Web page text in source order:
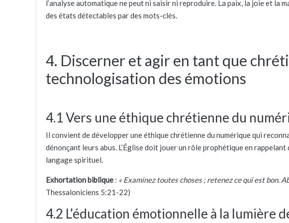
l’analyse automatique ne peut ni saisir ni reproduire. La paix, la joie et la
des états détectables par des mots-clés.
4. Discerner et agir en tant que
technologisation des émotions
4.1 Vers une éthique chrétienne du
Il convient de développer une éthique chrétienne du numérique qui
dénonçant leurs abus. L’Église doit jouer un rôle prophétique en rappelant
langage spirituel.
Exhortation biblique: « Examinez toutes choses ; retenez ce qui est bon.
Thessaloniciens 5:21-22)
4.2 L’éducation émotionnelle à la lumière